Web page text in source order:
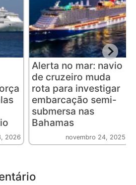
2026
Alerta no mar: navio
de cruzeiro muda
rota para investigar
embarcação semi-
submersa nas
Bahamas
novembro 24, 2025